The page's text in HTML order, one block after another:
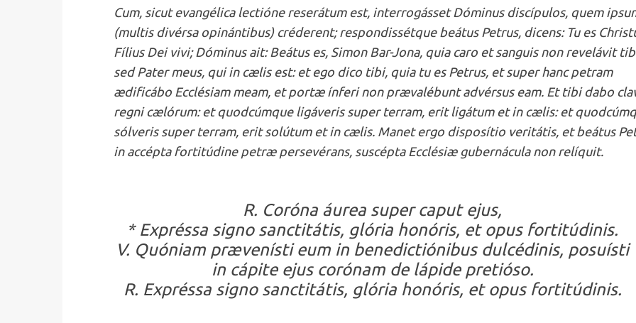
Cum, sicut evangélica lectióne reserátum est, interrogásset Dóminus discípulos, quem
(multis divérsa opinántibus) créderent; respondissétque beátus Petrus, dicens: Tu es
Fílius Dei vivi; Dóminus ait: Beátus es, Simon Bar-Jona, quia caro et sanguis non revelávit
sed Pater meus, qui in cælis est: et ego dico tibi, quia tu es Petrus, et super hanc petram
ædificábo Ecclésiam meam, et portæ ínferi non prævalébunt advérsus eam. Et tibi dabo
regni cælórum: et quodcúmque ligáveris super terram, erit ligátum et in cælis: et
sólveris super terram, erit solútum et in cælis. Manet ergo disposítio veritátis, et beátus
in accépta fortitúdine petræ persevérans, suscépta Ecclésiæ gubernácula non relíquit.
R. Coróna áurea super caput ejus,
* Expréssa signo sanctitátis, glória honóris, et opus fortitúdinis.
V. Quóniam prævenísti eum in benedictiónibus dulcédinis, posuísti
in cápite ejus corónam de lápide pretióso.
R. Expréssa signo sanctitátis, glória honóris, et opus fortitúdinis.